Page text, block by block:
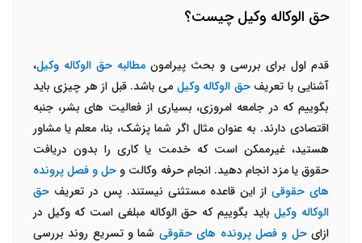
حق الوکاله وکیل چیست؟
قدم اول برای بررسی و بحث پیرامون مطالبه حق الوکاله وکیل،
آشنایی با تعریفحق الوکاله وکیل می باشد. قبل از هر چیزی باید
بگوییم که در جامعه امروزی، بسیاری از فعالیت های بشر، جنبه
اقتصادی دارند. به عنوان مثال اگر شما پزشک، بنا، معلم یا مشاور
هستید، غیرممکن است که خدمت یا کاری را بدون دریافت
حقوق یا مزد انجام دهید. انجام حرفه وکالت و حل و فصل پرونده
های حقوقی از این قاعده مستثنی نیستند. پس در تعریف حق
الوکاله وکیلباید بگوییم که حق الوکاله مبلغی است که وکیل در
ازایحل و فصل پرونده های حقوقی شما و تسریع روند بررسی